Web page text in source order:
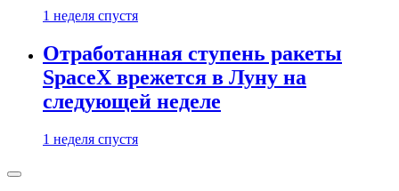
1 неделя спустя
Отработанная ступень ракеты
SpaceX врежется в Луну на
следующей неделе
1 неделя спустя